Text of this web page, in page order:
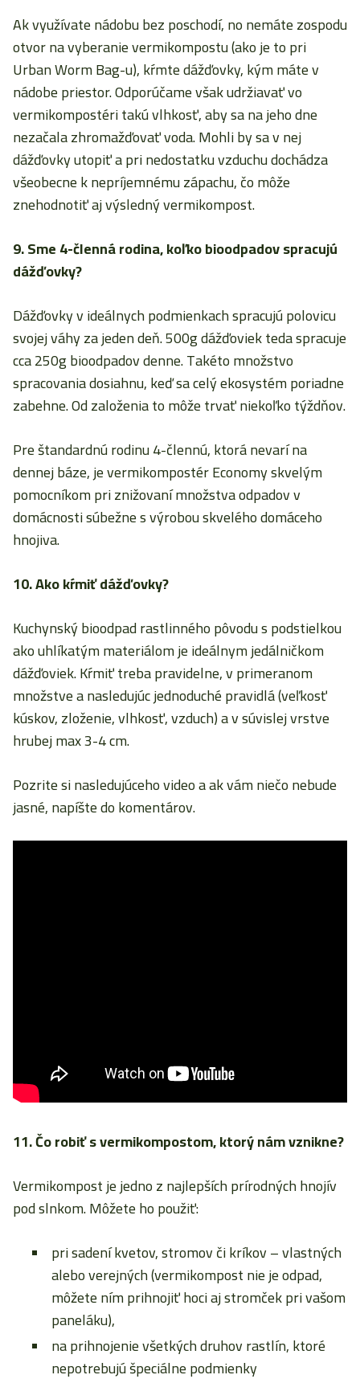
Ak využívate nádobu bez poschodí, no nemáte zospodu
otvor na vyberanie vermikompostu (ako je to pri
Urban Worm Bag-u), kŕmte dážďovky, kým máte v
nádobe priestor. Odporúčame však udržiavať vo
vermikompostéri takú vlhkosť, aby sa na jeho dne
nezačala zhromažďovať voda. Mohli by sa v nej
dážďovky utopiť a pri nedostatku vzduchu dochádza
všeobecne k nepríjemnému zápachu, čo môže
znehodnotiť aj výsledný vermikompost.
9. Sme 4-členná rodina, koľko bioodpadov spracujú
dážďovky?
Dážďovky v ideálnych podmienkach spracujú polovicu
svojej váhy za jeden deň. 500g dážďoviek teda spracuje
cca 250g bioodpadov denne. Takéto množstvo
spracovania dosiahnu, keď sa celý ekosystém poriadne
zabehne. Od založenia to môže trvať niekoľko týždňov.
Pre štandardnú rodinu 4-člennú, ktorá nevarí na
dennej báze, je vermikompostér Economy skvelým
pomocníkom pri znižovaní množstva odpadov v
domácnosti súbežne s výrobou skvelého domáceho
hnojiva.
10. Ako kŕmiť dážďovky?
Kuchynský bioodpad rastlinného pôvodu s podstielkou
ako uhlíkatým materiálom je ideálnym jedálničkom
dážďoviek. Kŕmiť treba pravidelne, v primeranom
množstve a nasledujúc jednoduché pravidlá (veľkosť
kúskov, zloženie, vlhkosť, vzduch) a v súvislej vrstve
hrubej max 3-4 cm.
Pozrite si nasledujúceho video a ak vám niečo nebude
jasné, napíšte do komentárov.
11. Čo robiť s vermikompostom, ktorý nám vznikne?
Vermikompost je jedno z najlepších prírodných hnojív
pod slnkom. Môžete ho použiť:
pri sadení kvetov, stromov či kríkov – vlastných
alebo verejných (vermikompost nie je odpad,
môžete ním prihnojiť hoci aj stromček pri vašom
paneláku),
na prihnojenie všetkých druhov rastlín, ktoré
nepotrebujú špeciálne podmienky